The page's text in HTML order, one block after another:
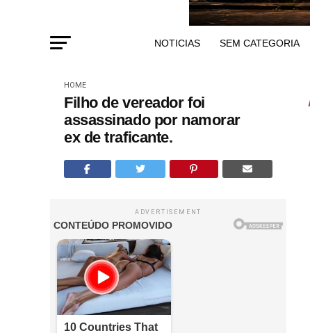
NOTICIAS SEM CATEGORIA
HOME
Filho de vereador foi
assassinado por namorar
ex de traficante.
ADVERTISEMENT